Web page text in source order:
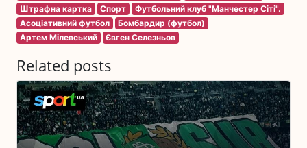
Штрафна картка
Спорт
Футбольний клуб "Манчестер Сіті".
Асоціативний футбол
Бомбардир (футбол)
Артем Мілевський
Євген Селезньов
Related posts